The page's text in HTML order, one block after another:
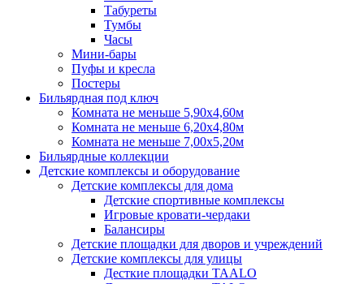
Табуреты
Тумбы
Часы
Мини-бары
Пуфы и кресла
Постеры
Бильярдная под ключ
Комната не меньше 5,90х4,60м
Комната не меньше 6,20х4,80м
Комната не меньше 7,00х5,20м
Бильярдные коллекции
Детские комплексы и оборудование
Детские комплексы для дома
Детские спортивные комплексы
Игровые кровати-чердаки
Балансиры
Детские площадки для дворов и учреждений
Детские комплексы для улицы
Десткие площадки TAALO